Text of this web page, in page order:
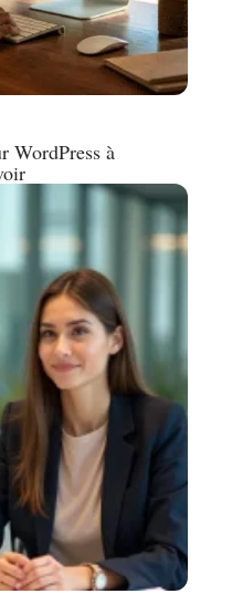
WordPress à